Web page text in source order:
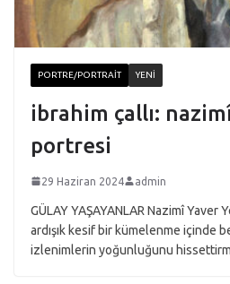
PORTRE/PORTRAIT YENI
ibrahim çallı:
portresi
29 Haziran 2024 admin
GÜLAY YAŞAYANLAR Nazimî Yaver
ardışık kesif bir kümelenme içinde
izlenimlerin yoğunluğunu